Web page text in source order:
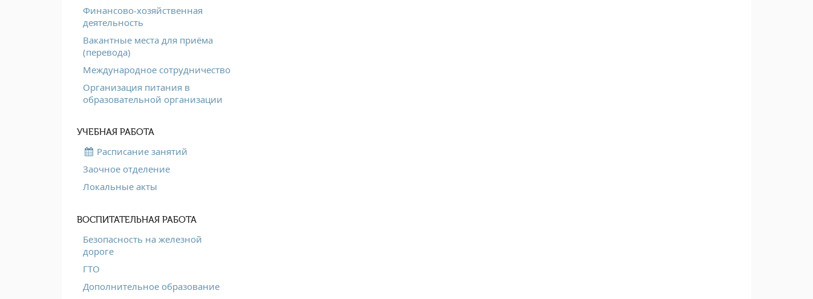
Финансово-хозяйственная
деятельность
Вакантные места для приёма
(перевода)
Международное сотрудничество
Организация питания в
образовательной организации
УЧЕБНАЯ РАБОТА
Расписание занятий
Заочное отделение
Локальные акты
ВОСПИТАТЕЛЬНАЯ РАБОТА
Безопасность на железной
дороге
ГТО
Дополнительное образование